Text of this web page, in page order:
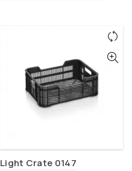
Light Crate 0147